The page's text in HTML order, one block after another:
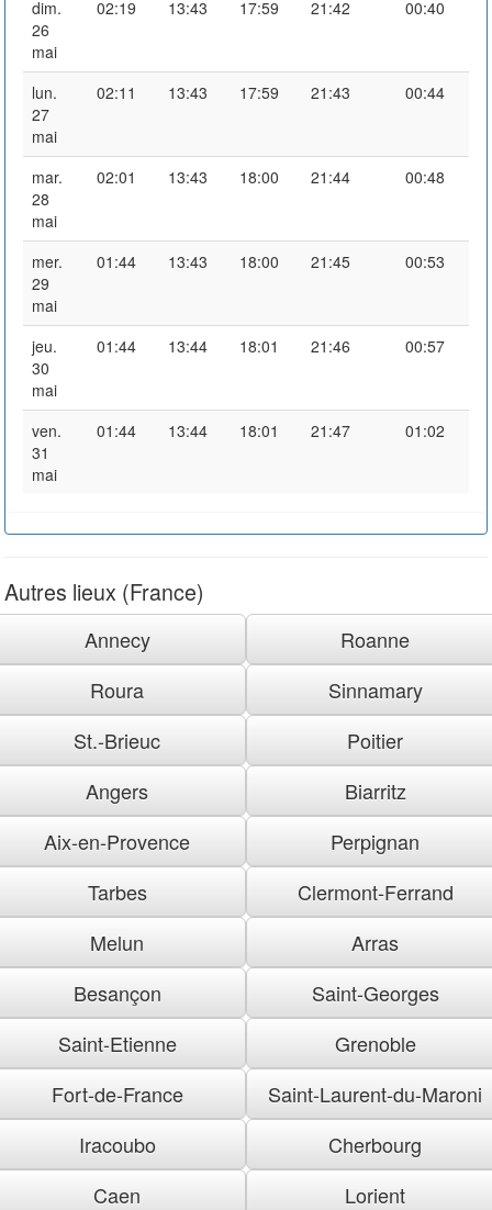
dim.
26
mai
02:19 13:43 17:59 21:42 00:40
lun.
27
mai
02:11 13:43 17:59 21:43 00:44
mar.
28
mai
02:01 13:43 18:00 21:44 00:48
mer.
29
mai
01:44 13:43 18:00 21:45 00:53
jeu.
30
mai
01:44 13:44 18:01 21:46 00:57
ven.
31
mai
01:44 13:44 18:01 21:47 01:02
Autres lieux (France)
Annecy
Roanne
Roura
Sinnamary
St.-Brieuc
Poitier
Angers
Biarritz
Aix-en-Provence
Perpignan
Tarbes
Clermont-Ferrand
Melun
Arras
Besançon
Saint-Georges
Saint-Etienne
Grenoble
Fort-de-France
Saint-Laurent-du-Maroni
Iracoubo
Cherbourg
Caen
Lorient